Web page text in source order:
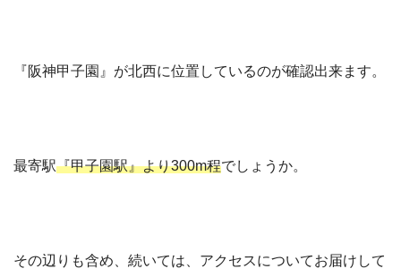
『阪神甲子園』が北西に位置しているのが確認出来ます。
最寄駅『甲子園駅』より300m程でしょうか。
その辺りも含め、続いては、アクセスについてお届けして